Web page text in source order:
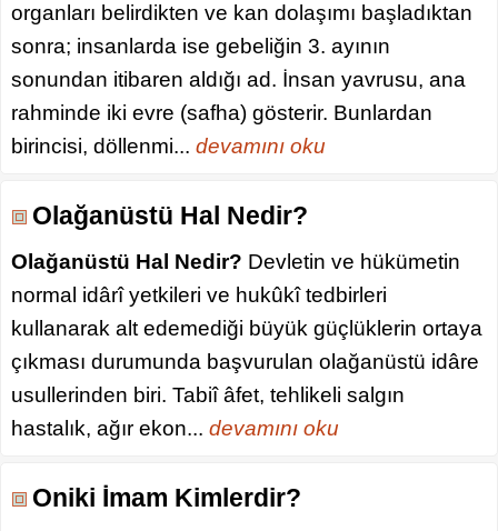
organları belirdikten ve kan dolaşımı başladıktan
sonra; insanlarda ise gebeliğin 3. ayının
sonundan itibaren aldığı ad. İnsan yavrusu, ana
rahminde iki evre (safha) gösterir. Bunlardan
birincisi, döllenmi... devamını oku
Olağanüstü Hal Nedir?
Olağanüstü Hal Nedir? Devletin ve hükümetin
normal idârî yetkileri ve hukûkî tedbirleri
kullanarak alt edemediği büyük güçlüklerin ortaya
çıkması durumunda başvurulan olağanüstü idâre
usullerinden biri. Tabiî âfet, tehlikeli salgın
hastalık, ağır ekon... devamını oku
Oniki İmam Kimlerdir?